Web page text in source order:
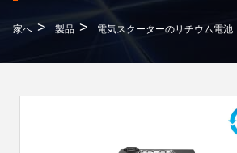
家へ > 製品 > 電気スクーターのリチウム電池